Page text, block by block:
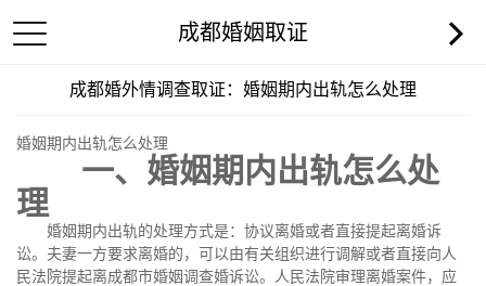
成都婚姻取证
成都婚外情调查取证：婚姻期内出轨怎么处理
婚姻期内出轨怎么处理
一、婚姻期内出轨怎么处
理
婚姻期内出轨的处理方式是：协议离婚或者直接提起离婚诉
讼。夫妻一方要求离婚的，可以由有关组织进行调解或者直接向人
民法院提起离成都市婚姻调查婚诉讼。人民法院审理离婚案件，应